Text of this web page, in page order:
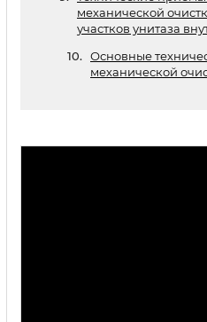
механической
участков унитаза
Основные
механической